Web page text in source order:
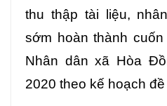
thu thập tài liệu,
sớm hoàn thành
Nhân dân xã Hòa
2020 theo kế hoạch đề